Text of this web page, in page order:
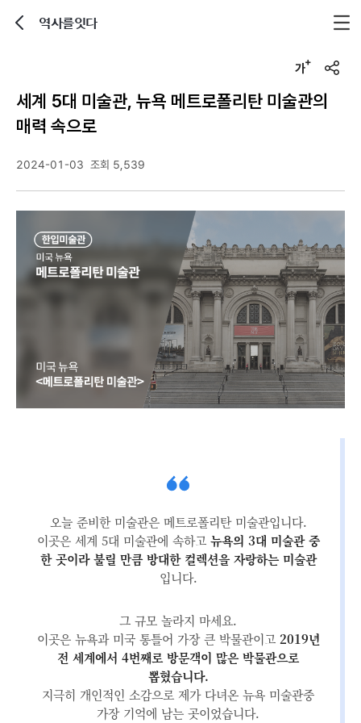
역사를잇다
u
세계 5대 미술관, 뉴욕 메트로폴리탄 미술관의
매력 속으로
2024-01-03 조회 5,539
오늘 준비한 미술관은 메트로폴리탄 미술관입니다.
이곳은 세계 5대 미술관에 속하고 뉴욕의 3대 미술관 중
한 곳이라 불릴 만큼 방대한 컬렉션을 자랑하는 미술관
입니다.
그 규모 놀라지 마세요.
이곳은 뉴욕과 미국 통틀어 가장 큰 박물관이고 2019년
전 세계에서 4번째로 방문객이 많은 박물관으로
뽑혔습니다.
지극히 개인적인 소감으로 제가 다녀온 뉴욕 미술관중
가장 기억에 남는 곳이었습니다.